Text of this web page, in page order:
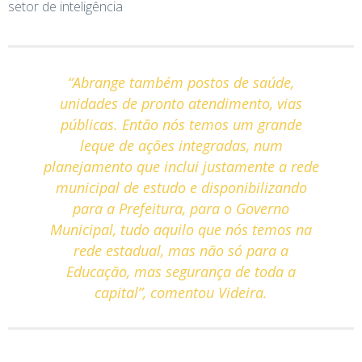
setor de inteligência
“Abrange também postos de saúde,
unidades de pronto atendimento, vias
públicas. Então nós temos um grande
leque de ações integradas, num
planejamento que inclui justamente a rede
municipal de estudo e disponibilizando
para a Prefeitura, para o Governo
Municipal, tudo aquilo que nós temos na
rede estadual, mas não só para a
Educação, mas segurança de toda a
capital”, comentou Videira.